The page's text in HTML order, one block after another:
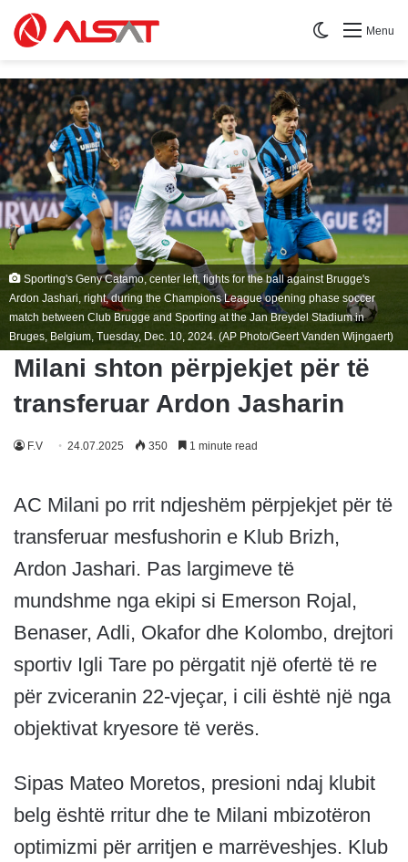
Menu
Switch skin
Sporting's Geny Catamo, center left, fights for the ball against Brugge's
Ardon Jashari, right, during the Champions League opening phase soccer
match between Club Brugge and Sporting at the Jan Breydel Stadium in
Bruges, Belgium, Tuesday, Dec. 10, 2024. (AP Photo/Geert Vanden Wijngaert)
Milani shton përpjekjet për të
transferuar Ardon Jasharin
F.V 24.07.2025 350 1 minute read
AC Milani po rrit ndjeshëm përpjekjet për të
transferuar mesfushorin e Klub Brizh,
Ardon Jashari. Pas largimeve të
mundshme nga ekipi si Emerson Rojal,
Benaser, Adli, Okafor dhe Kolombo, drejtori
sportiv Igli Tare po përgatit një ofertë të re
për zviceranin 22-vjeçar, i cili është një nga
objektivat kryesore të verës.
Sipas Mateo Moretos, presioni ndaj klubit
belg është rritur dhe te Milani mbizotëron
optimizmi për arritjen e marrëveshjes. Klub